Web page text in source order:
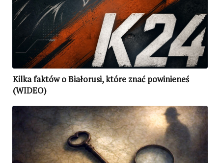
Kilka faktów o Białorusi, które znać powinieneś
(WIDEO)